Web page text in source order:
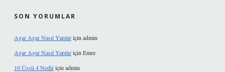
SON YORUMLAR
Agar Agar Nasıl Yapılıriçin admin
Agar Agar Nasıl Yapılıriçin Emre
10 Üssü 4 Nediriçin admin